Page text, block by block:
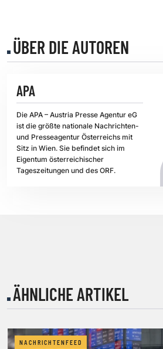
ÜBER DIE AUTOREN
APA
Die APA – Austria Presse Agentur eG
ist die größte nationale Nachrichten-
und Presseagentur Österreichs mit
Sitz in Wien. Sie befindet sich im
Eigentum österreichischer
Tageszeitungen und des ORF.
ÄHNLICHE ARTIKEL
NACHRICHTENFEED